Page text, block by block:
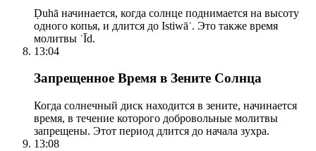
Ḍuhā начинается, когда солнце поднимается на высоту
одного копья, и длится до Istiwāʾ. Это также время
молитвы ʿĪd.
13:04
Запрещенное Время в Зените Солнца
Когда солнечный диск находится в зените, начинается
время, в течение которого добровольные молитвы
запрещены. Этот период длится до начала зухра.
13:08